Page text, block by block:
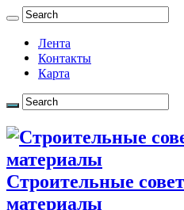
Лента
Контакты
Карта
Строительные
материалы